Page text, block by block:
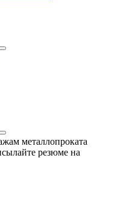
металлопроката
резюме на